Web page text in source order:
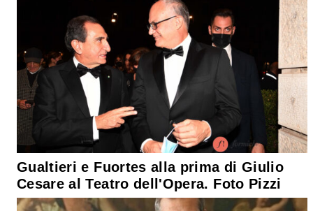
Gualtieri e Fuortes alla prima di Giulio
Cesare al Teatro dell'Opera. Foto Pizzi